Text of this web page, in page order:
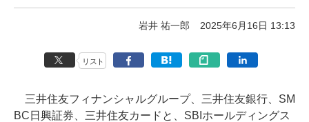
岩井 祐一郎 2025年6月16日 13:13
リスト
三井住友フィナンシャルグループ、三井住友銀行、SM
BC日興証券、三井住友カードと、SBIホールディングス